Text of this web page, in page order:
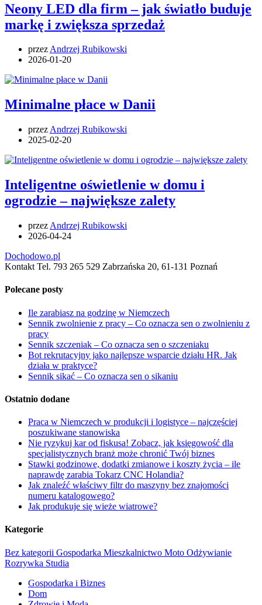
Neony LED dla firm – jak światło buduje
markę i zwiększa sprzedaż
przezAndrzej Rubikowski
2026-01-20
Minimalne płace w Danii
przez Andrzej Rubikowski
2025-02-20
Inteligentne oświetlenie w domu i
ogrodzie – największe zalety
przez Andrzej Rubikowski
2026-04-24
Dochodowo.pl
Kontakt Tel. 793 265 529 Zabrzańska 20, 61-131 Poznań
Polecane posty
Ile zarabiasz na godzinę w Niemczech
Sennik zwolnienie z pracy – Co oznacza sen o zwolnieniu z
pracy
Sennik szczeniak – Co oznacza sen o szczeniaku
Bot rekrutacyjny jako najlepsze wsparcie działu HR. Jak
działa w praktyce?
Sennik sikać – Co oznacza sen o sikaniu
Ostatnio dodane
Praca w Niemczech w produkcji i logistyce – najczęściej
poszukiwane stanowiska
Nie ryzykuj kar od fiskusa! Zobacz, jak księgowość dla
specjalistycznych branż może chronić Twój biznes
Stawki godzinowe, dodatki zmianowe i koszty życia – ile
naprawdę zarabia Tokarz CNC Holandia?
Jak znaleźć właściwy filtr do maszyny bez znajomości
numeru katalogowego?
Jak produkuje się wieże wiatrowe?
Kategorie
Bez kategorii Gospodarka Mieszkalnictwo Moto Odżywianie
Rozrywka Studia
Gospodarka i Biznes
Dom